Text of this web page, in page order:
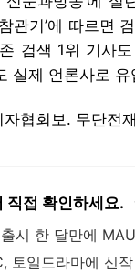
관기’에 따르면
검색 1위 기사
실제 언론사로
협회보. 무단전
직접 확인하세요.